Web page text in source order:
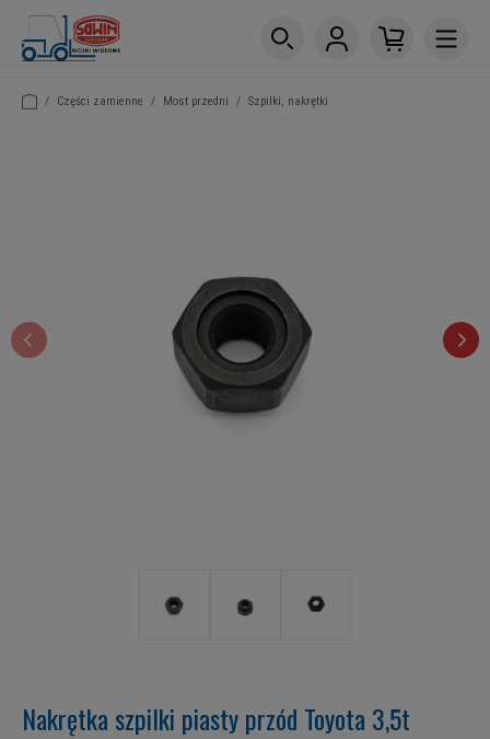
/ Części zamienne / Most przedni / Szpilki, nakrętki
Nakrętka szpilki piasty przód Toyota 3,5t